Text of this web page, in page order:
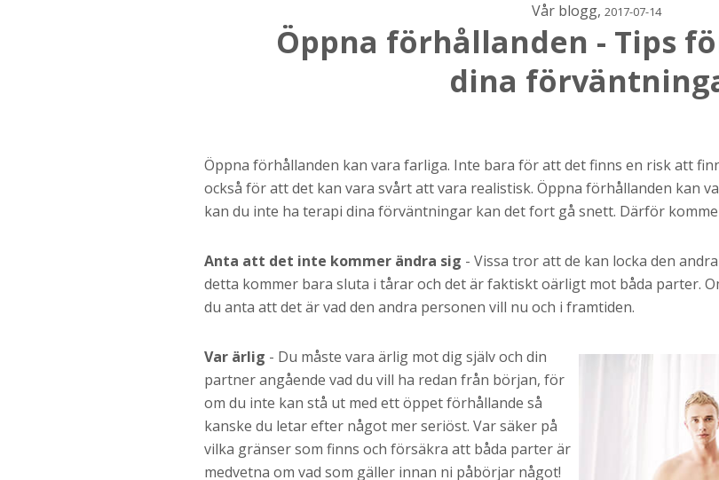
Din mailadress?
operatörer. Jag kan dra tillbaka godkännande när jag
STARTA NU!
Vår blogg, 2017-07-14
Öppna förhållanden - Tips
dina
Öppna förhållanden kan vara farliga. Inte bara för att det finns en risk att
också för att det kan vara svårt att vara realistisk. Öppna förhållanden kan
kan du inte ha terapi dina förväntningar kan det fort gå snett. Därför
Anta att det inte kommer ändra sig - Vissa tror att de kan locka den
detta kommer bara sluta i tårar och det är faktiskt oärligt mot båda parter.
du anta att det är vad den andra personen vill nu och i framtiden.
Var ärlig - Du måste vara ärlig mot dig själv och din
partner angående vad du vill ha redan från början, för
om du inte kan stå ut med ett öppet förhållande så
kanske du letar efter något mer seriöst. Var säker på
vilka gränser som finns och försäkra att båda parter är
medvetna om vad som gäller innan ni påbörjar något!